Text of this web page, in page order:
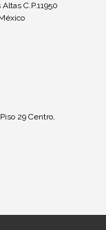
C.P.11950
29 Centro,